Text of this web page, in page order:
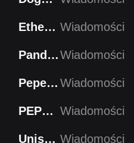
Ethereum Wiadomości
PandoraWiadomości
PepeCoin Wiadomości
PEPECOIN Wiadomości
Uniswap Wiadomości